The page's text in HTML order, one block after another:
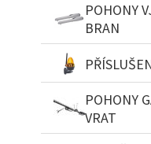
POHONY
BRAN
POHONY
VRAT